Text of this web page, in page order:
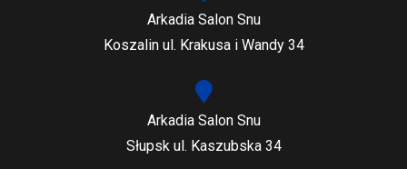
Arkadia Salon Snu
Koszalin ul. Krakusa i Wandy 34
Arkadia Salon Snu
Słupsk ul. Kaszubska 34